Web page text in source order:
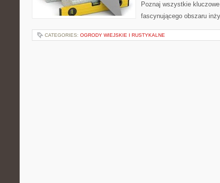
Poznaj wszystkie
fascynującego obszaru
CATEGORIES: OGRODY WIEJSKIE I RUSTYKALNE